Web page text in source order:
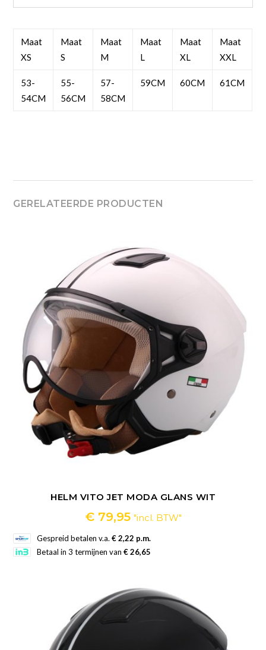
Maat
XS
Maat
S
Maat
M
Maat
L
Maat
XL
Maat
XXL
53-
54CM
55-
56CM
57-
58CM
59CM 60CM 61CM
GERELATEERDE PRODUCTEN
HELM VITO JET MODA GLANS WIT
€79,95 "incl. BTW"
Gespreid betalen v.a.€ 2,22 p.m.
Betaal in 3 termijnen van€ 26,65